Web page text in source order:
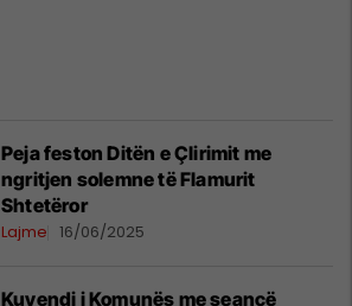
Peja feston Ditën e Çlirimit me
ngritjen solemne të Flamurit
Shtetëror
Lajme 16/06/2025
Kuvendi i Komunës me seancë